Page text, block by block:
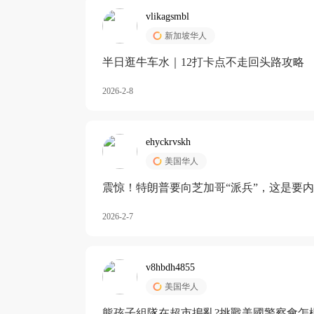
vlikagsmbl
新加坡华人
半日逛牛车水｜12打卡点不走回头路攻略
2026-2-8
ehyckrvskh
美国华人
震惊！特朗普要向芝加哥“派兵”，这是要
2026-2-7
v8hbdh4855
美国华人